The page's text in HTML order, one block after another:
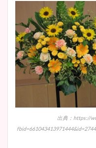
出典：https://